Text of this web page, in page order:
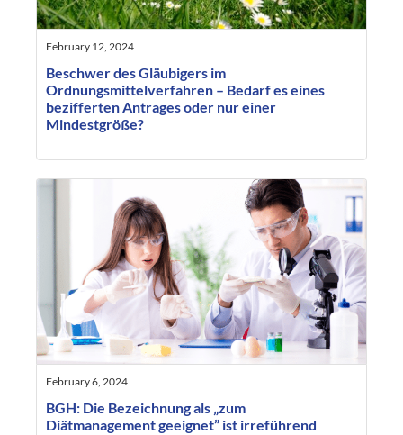
February 12, 2024
Beschwer des Gläubigers im
Ordnungsmittelverfahren – Bedarf es eines
bezifferten Antrages oder nur einer
Mindestgröße?
February 6, 2024
BGH: Die Bezeichnung als „zum
Diätmanagement geeignet” ist irreführend